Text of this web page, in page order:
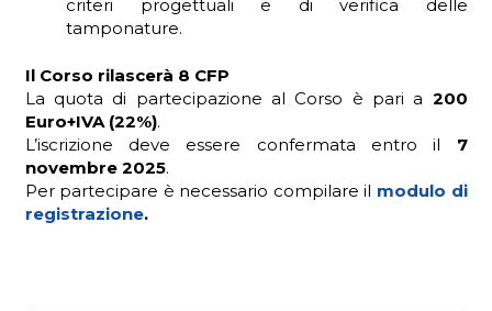
criteri progettuali e di verifica delle
tamponature.
Il Corso rilascerà 8 CFP
La quota di partecipazione al Corso è pari a 200
Euro+IVA (22%).
L’iscrizione deve essere confermata entro il 7
novembre 2025.
Per partecipare è necessario compilare il modulo di
registrazione.